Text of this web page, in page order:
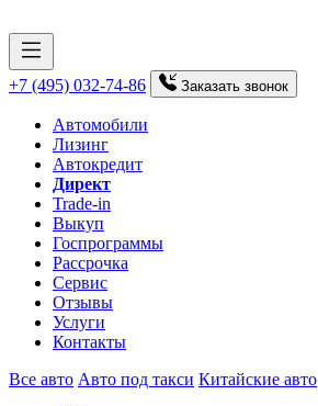
+7 (495) 032-74-86 Заказать звонок
Автомобили
Лизинг
Автокредит
Директ
Trade-in
Выкуп
Госпрограммы
Рассрочка
Сервис
Отзывы
Услуги
Контакты
Все авто Авто под такси Китайские авто